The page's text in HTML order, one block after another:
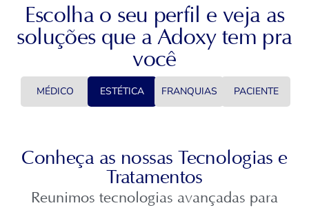
Escolha o seu perfil e veja as
soluções que a Adoxy tem pra
você
MÉDICO ESTÉTICA FRANQUIAS PACIENTE
Conheça as nossas Tecnologias e
Tratamentos
Reunimos tecnologias avançadas para